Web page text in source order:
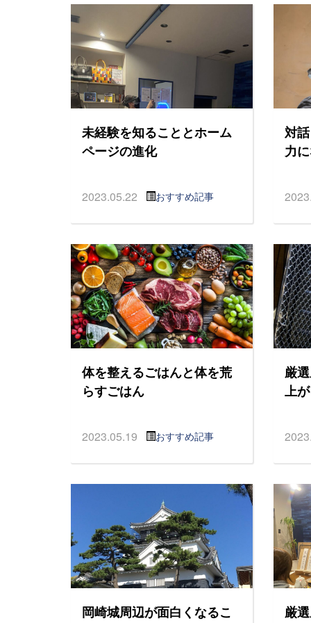
未経験を知ることとホーム
ページの進化
2023.05.22 おすすめ記事
対
力
体を整えるごはんと体を荒
らすごはん
2023.05.19 おすすめ記事
厳
上
岡崎城周辺が面白くなるこ
厳